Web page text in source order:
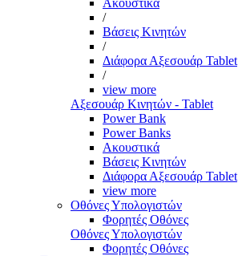
Ακουστικά
/
Βάσεις Κινητών
/
Διάφορα Αξεσουάρ Tablet
/
view more
Αξεσουάρ Κινητών - Tablet
Power Bank
Power Banks
Ακουστικά
Βάσεις Κινητών
Διάφορα Αξεσουάρ Tablet
view more
Οθόνες Υπολογιστών
Φορητές Οθόνες
Οθόνες Υπολογιστών
Φορητές Οθόνες